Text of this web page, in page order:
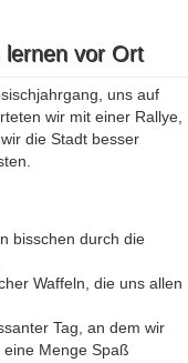
lernen vor Ort
uns auf
wir mit einer Rallye,
die Stadt besser
bisschen durch die
Waffeln, die uns allen
Tag, an dem wir
Menge Spaß